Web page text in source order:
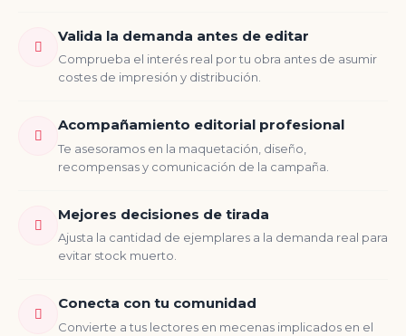
Valida la demanda antes de editar
Comprueba el interés real por tu obra antes de asumir
costes de impresión y distribución.
Acompañamiento editorial profesional
Te asesoramos en la maquetación, diseño,
recompensas y comunicación de la campaña.
Mejores decisiones de tirada
Ajusta la cantidad de ejemplares a la demanda real para
evitar stock muerto.
Conecta con tu comunidad
Convierte a tus lectores en mecenas implicados en el